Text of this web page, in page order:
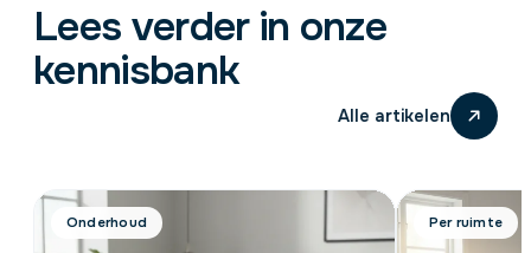
Lees verder in onze
kennisbank
Alle artikelen
Onderhoud Per ruimte